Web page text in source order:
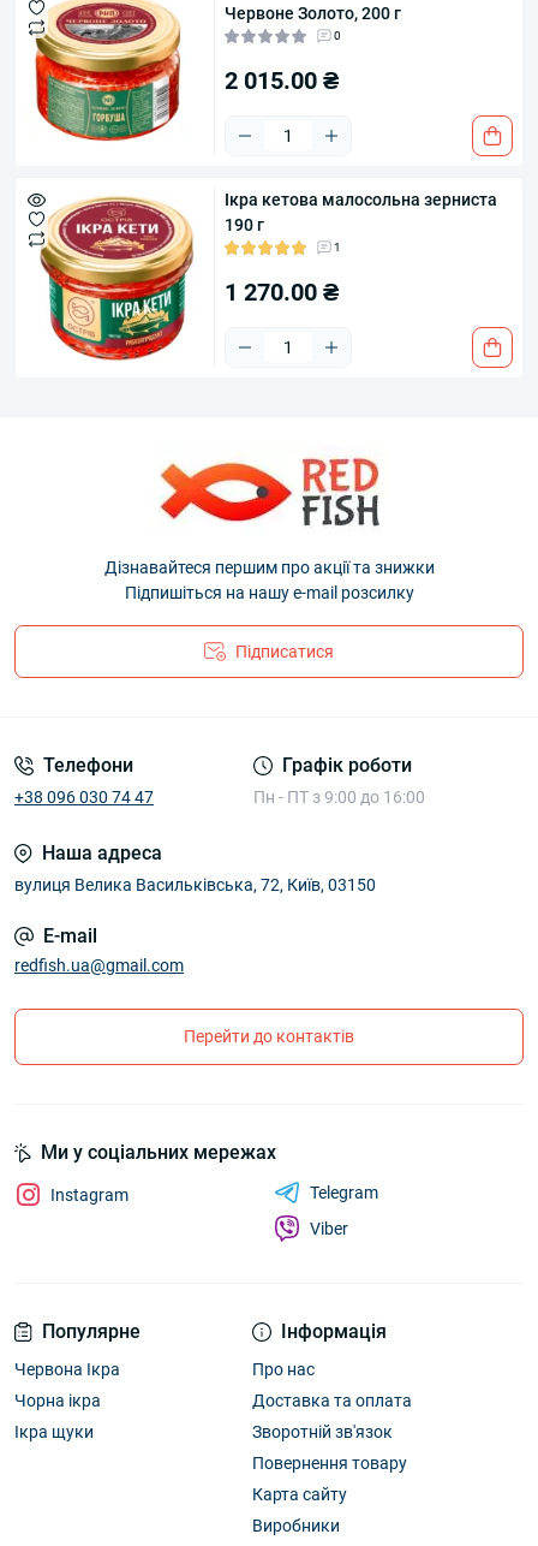
Червоне Золото, 200 г
0
2 015.00 ₴
Ікра кетова малосольна зерниста
190 г
1
1 270.00 ₴
Дізнавайтеся першим про акції та знижки
Підпишіться на нашу e-mail розсилку
Підписатися
Телефони
+38 096 030 74 47
Графік роботи
Пн - ПТ з 9:00 до 16:00
Наша адреса
вулиця Велика Васильківська, 72, Київ, 03150
E-mail
redfish.ua@gmail.com
Перейти до контактів
Популярне
Червона Ікра
Чорна ікра
Ікра щуки
Інформація
Про нас
Доставка та оплата
Зворотній зв'язок
Повернення товару
Карта сайту
Виробники
Ми у соціальних мережах
Instagram
Telegram
Viber